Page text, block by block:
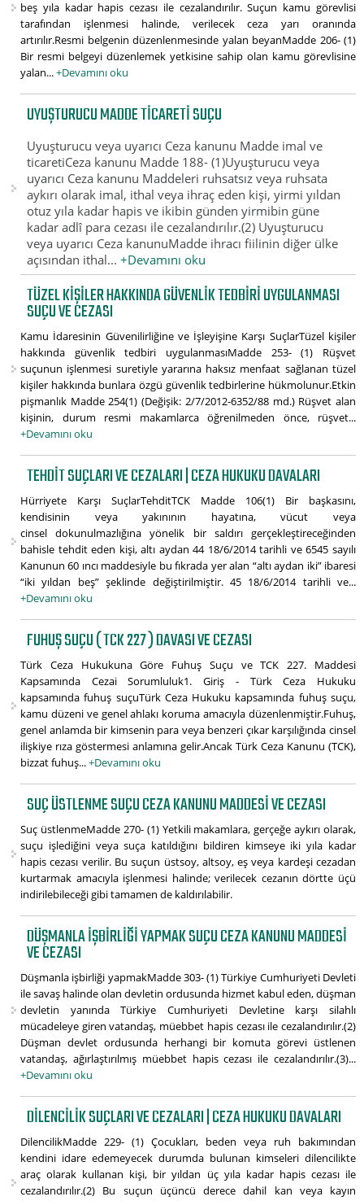
beş yıla kadar hapis cezası ile cezalandırılır. Suçun kamu görevlisi
tarafından işlenmesi halinde, verilecek ceza yarı oranında
artırılır.Resmi belgenin düzenlenmesinde yalan beyanMadde 206- (1)
Bir resmi belgeyi düzenlemek yetkisine sahip olan kamu görevlisine
yalan...+Devamını oku
UYUŞTURUCU MADDE TICARETI SUÇU
Uyuşturucu veya uyarıcı Ceza kanunu Madde imal ve
ticaretiCeza kanunu Madde 188- (1)Uyuşturucu veya
uyarıcı Ceza kanunu Maddeleri ruhsatsız veya ruhsata
aykırı olarak imal, ithal veya ihraç eden kişi, yirmi yıldan
otuz yıla kadar hapis ve ikibin günden yirmibin güne
kadar adlî para cezası ile cezalandırılır.(2) Uyuşturucu
veya uyarıcı Ceza kanunuMadde ihracı fiilinin diğer ülke
açısından ithal...+Devamını oku
TÜZEL KIŞILER HAKKINDA GÜVENLIK TEDBIRI UYGULANMASI
SUÇU VE CEZASI
Kamu İdaresinin Güvenilirliğine ve İşleyişine Karşı SuçlarTüzel kişiler
hakkında güvenlik tedbiri uygulanmasıMadde 253- (1) Rüşvet
suçunun işlenmesi suretiyle yararına haksız menfaat sağlanan tüzel
kişiler hakkında bunlara özgü güvenlik tedbirlerine hükmolunur.Etkin
pişmanlık Madde 254(1) (Değişik: 2/7/2012-6352/88 md.) Rüşvet alan
kişinin, durum resmi makamlarca öğrenilmeden önce, rüşvet...
+Devamını oku
TEHDIT SUÇLARI VE CEZALARI | CEZA HUKUKU DAVALARI
Hürriyete Karşı SuçlarTehditTCK Madde 106(1) Bir başkasını,
kendisinin veya yakınının hayatına, vücut veya
cinsel dokunulmazlığına yönelik bir saldırı gerçekleştireceğinden
bahisle tehdit eden kişi, altı aydan 44 18/6/2014 tarihli ve 6545 sayılı
Kanunun 60 ıncı maddesiyle bu fıkrada yer alan “altı aydan iki” ibaresi
“iki yıldan beş” şeklinde değiştirilmiştir. 45 18/6/2014 tarihli ve...
+Devamını oku
FUHUŞ SUÇU ( TCK 227 ) DAVASI VE CEZASI
Türk Ceza Hukukuna Göre Fuhuş Suçu ve TCK 227. Maddesi
Kapsamında Cezai Sorumluluk1. Giriş - Türk Ceza Hukuku
kapsamında fuhuş suçuTürk Ceza Hukuku kapsamında fuhuş suçu,
kamu düzeni ve genel ahlakı koruma amacıyla düzenlenmiştir.Fuhuş,
genel anlamda bir kimsenin para veya benzeri çıkar karşılığında cinsel
ilişkiye rıza göstermesi anlamına gelir.Ancak Türk Ceza Kanunu (TCK),
bizzat fuhuş...+Devamını oku
SUÇ ÜSTLENME SUÇU CEZA KANUNU MADDESI VE CEZASI
Suç üstlenmeMadde 270- (1) Yetkili makamlara, gerçeğe aykırı olarak,
suçu işlediğini veya suça katıldığını bildiren kimseye iki yıla kadar
hapis cezası verilir. Bu suçun üstsoy, altsoy, eş veya kardeşi cezadan
kurtarmak amacıyla işlenmesi halinde; verilecek cezanın dörtte üçü
indirilebileceği gibi tamamen de kaldırılabilir.
DÜŞMANLA IŞBIRLIĞI YAPMAK SUÇU CEZA KANUNU MADDESI
VE CEZASI
Düşmanla işbirliği yapmakMadde 303- (1) Türkiye Cumhuriyeti Devleti
ile savaş halinde olan devletin ordusunda hizmet kabul eden, düşman
devletin yanında Türkiye Cumhuriyeti Devletine karşı silahlı
mücadeleye giren vatandaş, müebbet hapis cezası ile cezalandırılır.(2)
Düşman devlet ordusunda herhangi bir komuta görevi üstlenen
vatandaş, ağırlaştırılmış müebbet hapis cezası ile cezalandırılır.(3)...
+Devamını oku
DILENCILIK SUÇLARI VE CEZALARI | CEZA HUKUKU DAVALARI
DilencilikMadde 229- (1) Çocukları, beden veya ruh bakımından
kendini idare edemeyecek durumda bulunan kimseleri dilencilikte
araç olarak kullanan kişi, bir yıldan üç yıla kadar hapis cezası ile
cezalandırılır.(2) Bu suçun üçüncü derece dahil kan veya kayın